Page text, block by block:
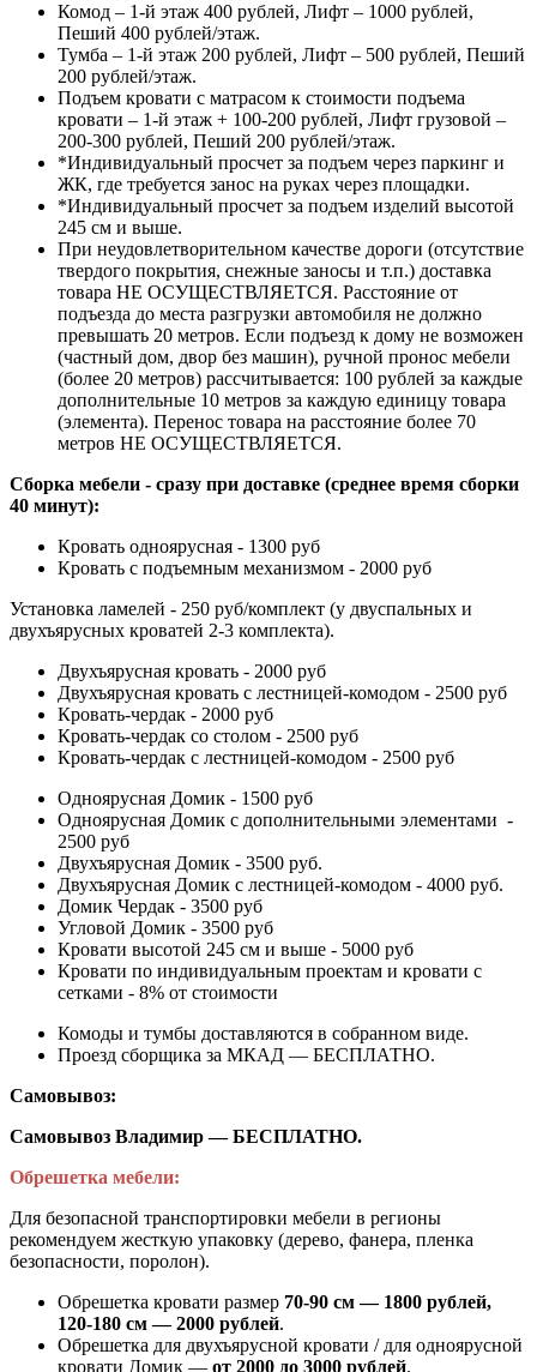
Комод – 1-й этаж 400 рублей, Лифт – 1000 рублей,
Пеший 400 рублей/этаж.
Тумба – 1-й этаж 200 рублей, Лифт – 500 рублей, Пеший
200 рублей/этаж.
Подъем кровати с матрасом к стоимости подъема
кровати – 1-й этаж + 100-200 рублей, Лифт грузовой –
200-300 рублей, Пеший 200 рублей/этаж.
*Индивидуальный просчет за подъем через паркинг и
ЖК, где требуется занос на руках через площадки.
*Индивидуальный просчет за подъем изделий высотой
245 см и выше.
При неудовлетворительном качестве дороги (отсутствие
твердого покрытия, снежные заносы и т.п.) доставка
товара НЕ ОСУЩЕСТВЛЯЕТСЯ. Расстояние от
подъезда до места разгрузки автомобиля не должно
превышать 20 метров. Если подъезд к дому не возможен
(частный дом, двор без машин), ручной пронос мебели
(более 20 метров) рассчитывается: 100 рублей за каждые
дополнительные 10 метров за каждую единицу товара
(элемента). Перенос товара на расстояние более 70
метров НЕ ОСУЩЕСТВЛЯЕТСЯ.
Сборка мебели - сразу при доставке (среднее время сборки
40 минут):
Кровать одноярусная - 1300 руб
Кровать с подъемным механизмом - 2000 руб
Установка ламелей - 250 руб/комплект (у двуспальных и
двухъярусных кроватей 2-3 комплекта).
Двухъярусная кровать - 2000 руб
Двухъярусная кровать с лестницей-комодом - 2500 руб
Кровать-чердак - 2000 руб
Кровать-чердак со столом - 2500 руб
Кровать-чердак с лестницей-комодом - 2500 руб
Одноярусная Домик - 1500 руб
Одноярусная Домик с дополнительными элементами -
2500 руб
Двухъярусная Домик - 3500 руб.
Двухъярусная Домик с лестницей-комодом - 4000 руб.
Домик Чердак - 3500 руб
Угловой Домик - 3500 руб
Кровати высотой 245 см и выше - 5000 руб
Кровати по индивидуальным проектам и кровати с
сетками - 8% от стоимости
Комоды и тумбы доставляются в собранном виде.
Проезд сборщика за МКАД — БЕСПЛАТНО.
Самовывоз:
Самовывоз Владимир — БЕСПЛАТНО.
Обрешетка мебели:
Для безопасной транспортировки мебели в регионы
рекомендуем жесткую упаковку (дерево, фанера, пленка
безопасности, поролон).
Обрешетка кровати размер 70-90 см — 1800 рублей,
120-180 см — 2000 рублей.
Обрешетка для двухъярусной кровати / для одноярусной
кровати Домик — от 2000 до 3000 рублей.